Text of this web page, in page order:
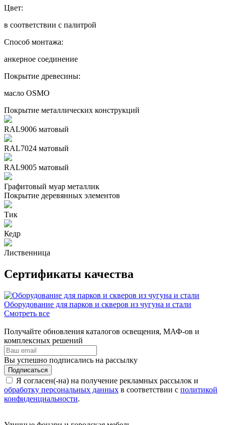
Цвет:
в соответствии с палитрой
Способ монтажа:
анкерное соединение
Покрытие древесины:
масло OSMO
Покрытие металлических конструкций
RAL9006 матовый
RAL7024 матовый
RAL9005 матовый
Графитовый муар металлик
Покрытие деревянных элементов
Тик
Кедр
Лиственница
Сертификаты качества
Оборудование для парков и скверов из чугуна и стали
Смотреть все
Получайте обновления каталогов освещения, МАФ-ов и
комплексных решений
Вы успешно подписались на рассылку
Подписаться
Я согласен(-на) на получение рекламных рассылок и
обработку персональных данных в соответствии с политикой
конфиденциальности.